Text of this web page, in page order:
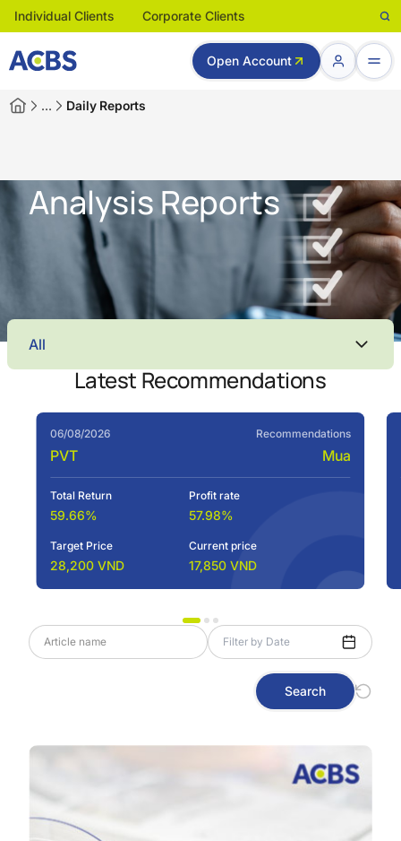
Individual Clients Corporate Clients
Open Account
… Daily Reports
Analysis Reports
All
Latest Recommendations
06/08/2026
PVT
Recommendations
Mua
Total Return
59.66%
Profit rate
57.98%
Target Price
28,200 VND
Current price
17,850 VND
Search